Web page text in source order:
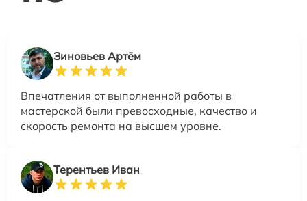
Зиновьев Артём
Впечатления от выполненной работы в
мастерской были превосходные, качество и
скорость ремонта на высшем уровне.
Терентьев Иван